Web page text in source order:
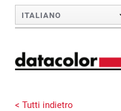
Skip to Main Content
ITALIANO
< Tutti indietro